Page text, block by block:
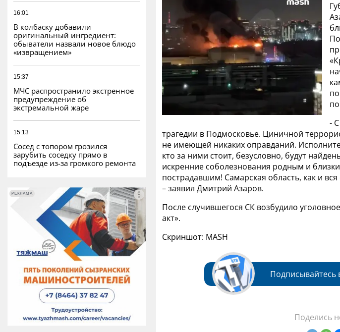
16:01
В колбаску добавили
оригинальный ингредиент:
обыватели назвали новое блюдо
«извращением»
15:37
МЧС распространило экстренное
предупреждение об
экстремальной жаре
15:13
Сосед с топором грозился
зарубить соседку прямо в
подъезде из-за громкого ремонта
РЕКЛАМА РЕКЛАМА
-
трагедии в Подмосковье. Циничной
не имеющей никаких оправданий.
кто за ними стоит, безусловно, будут
искренние соболезнования родным и
пострадавшим! Самарская область, как и
– заявил Дмитрий Азаров.
После случившегося СК возбудило
акт».
Скриншот: MASH
Подписывайтесь
Поделись